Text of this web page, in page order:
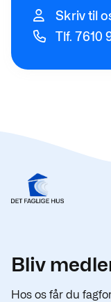
Skriv til
Tlf. 7610
Bliv
Hos os får du